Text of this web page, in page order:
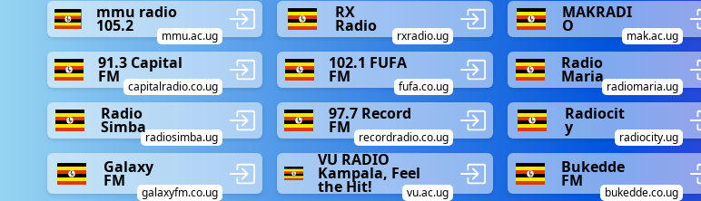
mmu radio
105.2
mmu.ac.ug
RX
Radio
rxradio.ug
MAKRADI
O
mak.ac.ug
91.3 Capital
FM
capitalradio.co.ug
102.1 FUFA
FM
fufa.co.ug
Radio
Maria
radiomaria.ug
Radio
Simba
radiosimba.ug
97.7 Record
FM
recordradio.co.ug
Radiocit
y
radiocity.ug
Galaxy
FM
galaxyfm.co.ug
VU RADIO
Kampala, Feel
the Hit! vu.ac.ug
Bukedde
FM
bukedde.co.ug